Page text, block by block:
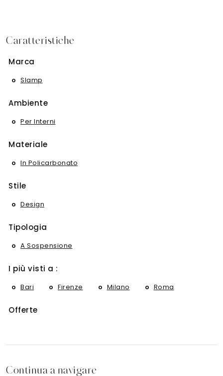
Caratteristiche
Marca
Slamp
Ambiente
Per Interni
Materiale
In Policarbonato
Stile
Design
Tipologia
A Sospensione
I più visti a :
Bari Firenze Milano Roma
Offerte
Continua a navigare